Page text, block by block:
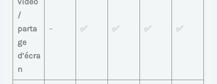
/
parta
ge
d’écra
n
– ✅ ✅ ✅ ✅